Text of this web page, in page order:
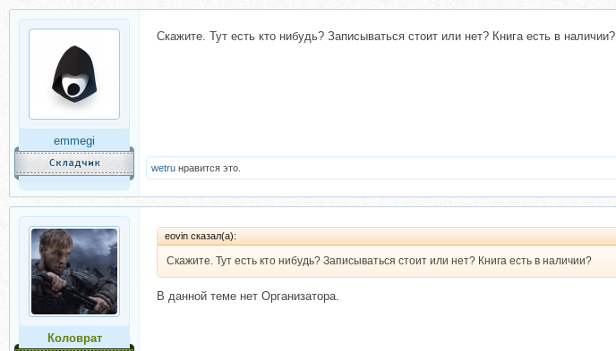
emmegi
Скажите. Тут есть кто нибудь? Записываться стоит или нет? Книга есть в наличии?
wetru нравится это.
Коловрат
eovin сказал(а):
Скажите. Тут есть кто нибудь? Записываться стоит или нет? Книга есть в наличии?
В данной теме нет Организатора.